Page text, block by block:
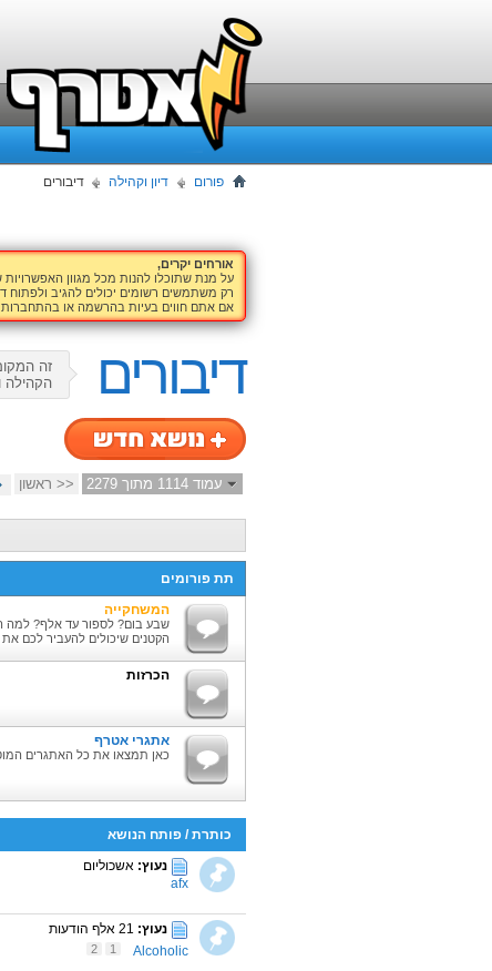
פורום דיון וקהילה דיבורים
אורחים יקרים,
על מנת שתוכלו להנות מכל מגוון
רק משתמשים רשומים יכולים להגיב ולפתוח
אם אתם חווים בעיות בהרשמה או
דיבורים
זה
הקהילה
עמוד 1114 מתוך 2279 << ראשון
תת פורומים
המשחקייה
שבע בום? לספור עד אלף? למה
הקטנים שיכולים להעביר לכם
הכרזות
אתגרי אטרף
כאן תמצאו את כל האתגרים
כותרת/ פותח הנושא
נעוץ: אשכוליום
afx
נעוץ: 21 אלף הודעות
Alcoholic
1
2